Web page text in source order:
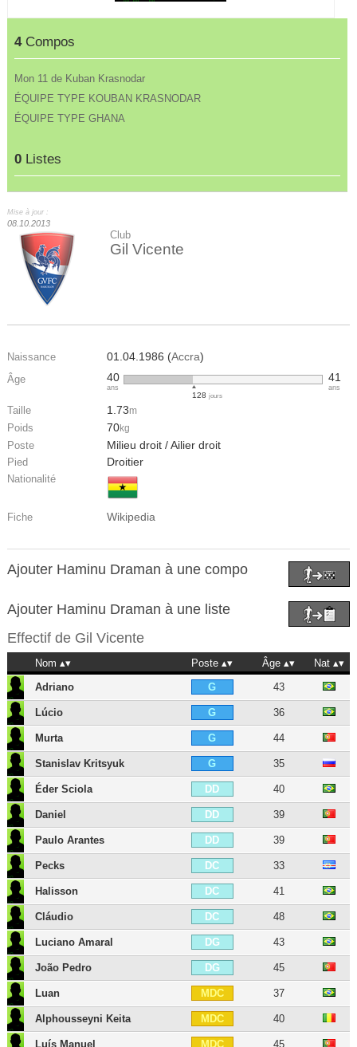
4Compos
Mon 11 de Kuban Krasnodar
ÉQUIPE TYPE KOUBAN KRASNODAR
ÉQUIPE TYPE GHANA
0 Listes
Mise à jour :
08.10.2013
Club
Gil Vicente
Naissance 01.04.1986 (Accra)
Âge 40
ans
128jours
41
ans
Taille 1.73m
Poids 70kg
Poste Milieu droit / Ailier droit
Pied Droitier
Nationalité
Fiche Wikipedia
Ajouter Haminu Draman à une compo
Ajouter Haminu Draman à une liste
Effectif de Gil Vicente
Nom Poste Âge
Nat
Adriano
G 43
Lúcio G 36
Murta G 44
Stanislav Kritsyuk G 35
Éder Sciola DD 40
Daniel DD 39
Paulo Arantes DD 39
Pecks DC 33
Halisson DC 41
Cláudio DC 48
Luciano Amaral DG 43
João Pedro DG 45
Luan MDC 37
Alphousseyni Keita MDC 40
Luís Manuel MDC 45